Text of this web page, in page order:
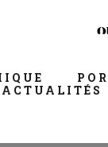
ACTUALITÉS